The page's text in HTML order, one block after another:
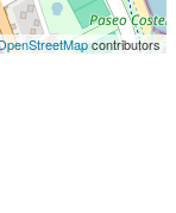
contributors